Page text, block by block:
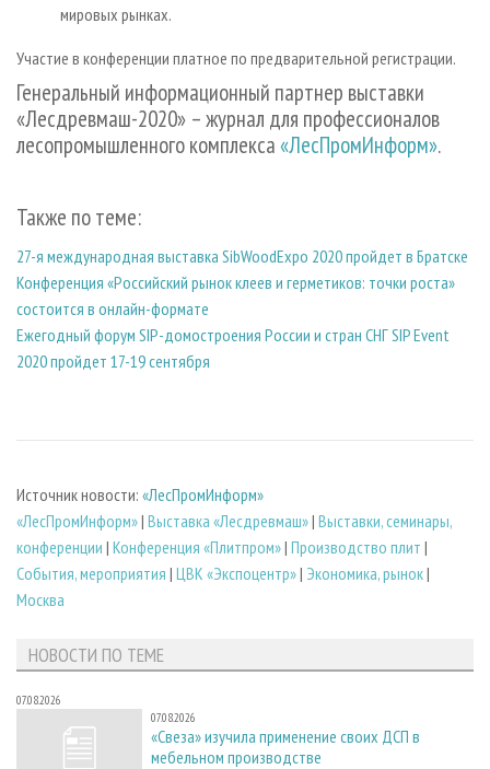
мировых рынках.
Участие в конференции платное по предварительной регистрации.
Генеральный информационный партнер выставки
«Лесдревмаш-2020» – журнал для профессионалов
лесопромышленного комплекса«ЛесПромИнформ».
Также по теме:
27-я международная выставка SibWoodExpo 2020 пройдет в Братске
Конференция «Российский рынок клеев и герметиков: точки роста»
состоится в онлайн-формате
Ежегодный форум SIP-домостроения России и стран СНГ SIP Event
2020 пройдет 17-19 сентября
Источник новости: «ЛесПромИнформ»
«ЛесПромИнформ»| Выставка «Лесдревмаш»| Выставки, семинары,
конференции | Конференция «Плитпром»| Производство плит |
События, мероприятия | ЦВК «Экспоцентр»| Экономика, рынок|
Москва
НОВОСТИ ПО ТЕМЕ
07.08.2026
07.08.2026
«Свеза» изучила применение своих ДСП в
мебельном производстве